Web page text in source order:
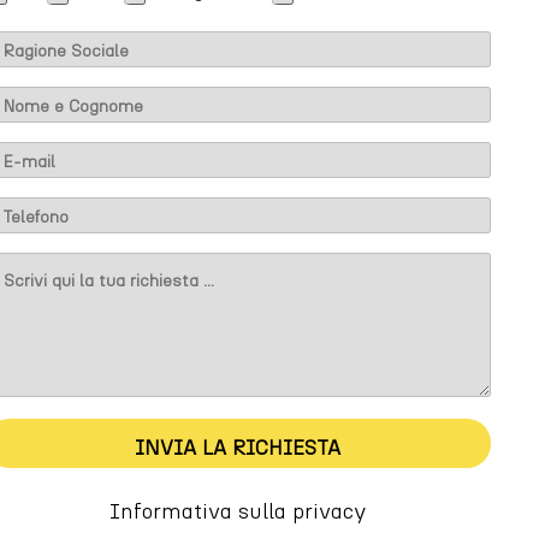
INVIA LA RICHIESTA
Informativa sulla privacy